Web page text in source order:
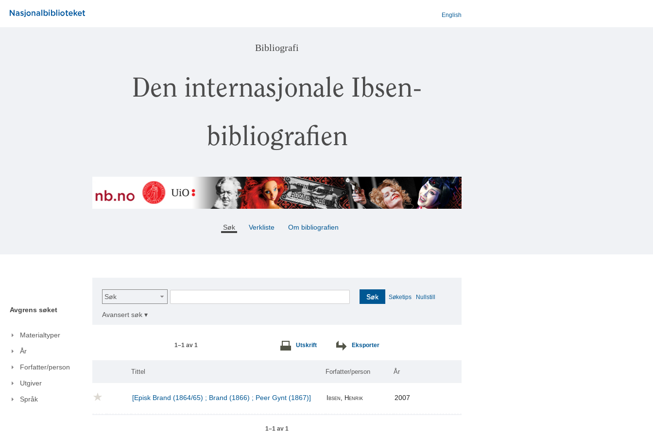
English
Bibliografi
Den internasjonale Ibsen-
bibliografien
Søk Verkliste Om bibliografien
Avgrens søket
Materialtyper
År
Forfatter/person
Utgiver
Språk
Søk Søk Søketips Nullstill
Avansert søk ▾
1–1 av 1 Utskrift Eksporter
Tittel Forfatter/person År
[Episk Brand (1864/65) ; Brand (1866) ; Peer Gynt (1867)] Ibsen, Henrik 2007
1–1 av 1